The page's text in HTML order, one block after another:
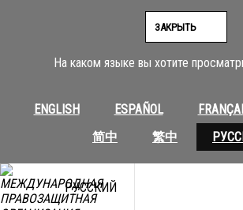
На каком языке вы хотите
ENGLISH ESPAÑOL
简中
繁中
ЗАКРЫТЬ
РУССКИЙ